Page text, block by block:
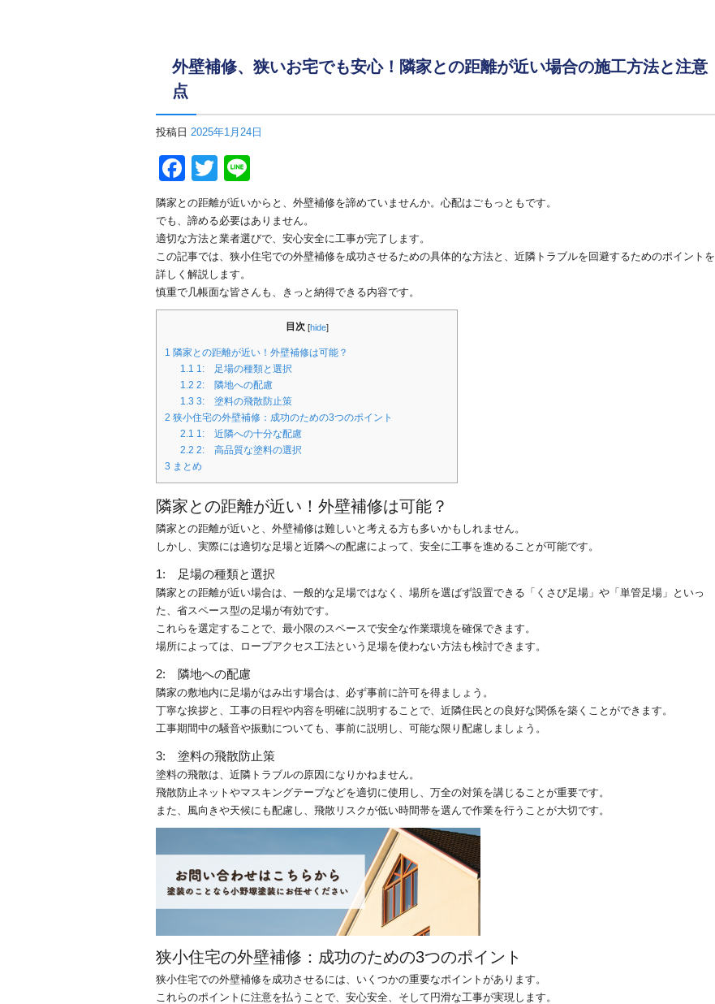
外壁補修、狭いお宅でも安心！隣家との距離が近い場合の施工方法と注意
点
投稿日 2025年1月24日
F
a
c
e
b
o
k
T
wi
tt
er
n
e
隣家との距離が近いからと、外壁補修を諦めていませんか。心配はごもっともです。
でも、諦める必要はありません。
適切な方法と業者選びで、安心安全に工事が完了します。
この記事では、狭小住宅での外壁補修を成功させるための具体的な方法と、近隣トラブルを回避するためのポイントを
詳しく解説します。
慎重で几帳面な皆さんも、きっと納得できる内容です。
目次 [hide]
1 隣家との距離が近い！外壁補修は可能？
1.1 1: 足場の種類と選択
1.2 2: 隣地への配慮
1.3 3: 塗料の飛散防止策
2 狭小住宅の外壁補修：成功のための3つのポイント
2.1 1: 近隣への十分な配慮
2.2 2: 高品質な塗料の選択
3 まとめ
隣家との距離が近い！外壁補修は可能？
隣家との距離が近いと、外壁補修は難しいと考える方も多いかもしれません。
しかし、実際には適切な足場と近隣への配慮によって、安全に工事を進めることが可能です。
1: 足場の種類と選択
隣家との距離が近い場合は、一般的な足場ではなく、場所を選ばず設置できる「くさび足場」や「単管足場」といっ
た、省スペース型の足場が有効です。
これらを選定することで、最小限のスペースで安全な作業環境を確保できます。
場所によっては、ロープアクセス工法という足場を使わない方法も検討できます。
2: 隣地への配慮
隣家の敷地内に足場がはみ出す場合は、必ず事前に許可を得ましょう。
丁寧な挨拶と、工事の日程や内容を明確に説明することで、近隣住民との良好な関係を築くことができます。
工事期間中の騒音や振動についても、事前に説明し、可能な限り配慮しましょう。
3: 塗料の飛散防止策
塗料の飛散は、近隣トラブルの原因になりかねません。
飛散防止ネットやマスキングテープなどを適切に使用し、万全の対策を講じることが重要です。
また、風向きや天候にも配慮し、飛散リスクが低い時間帯を選んで作業を行うことが大切です。
狭小住宅の外壁補修：成功のための3つのポイント
狭小住宅での外壁補修を成功させるには、いくつかの重要なポイントがあります。
これらのポイントに注意を払うことで、安心安全、そして円滑な工事が実現します。